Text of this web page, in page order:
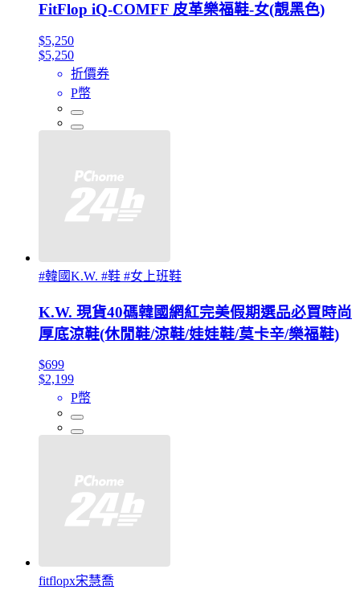
FitFlop iQ-COMFF 皮革樂福鞋-女(靚黑色)
$5,250
$5,250
折價券
P幣
#韓國K.W. #鞋 #女上班鞋
K.W. 現貨40碼韓國網紅完美假期選品必買時尚
厚底涼鞋(休閒鞋/涼鞋/娃娃鞋/莫卡辛/樂福鞋)
$699
$2,199
P幣
fitflopx宋慧喬